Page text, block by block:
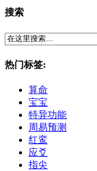
搜索
热门标签:
算命
宝宝
特异功能
周易预测
红鸾
应爻
指尖